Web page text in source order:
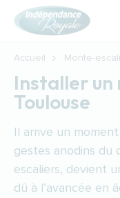
Aller au contenu principal
Accueil Monte-
Installer
Toulouse
Il arrive un
gestes anodins du
escaliers, devient
dû à l’avancée en